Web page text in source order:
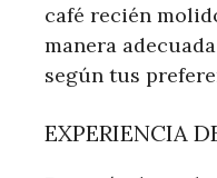
café recién
manera
según tus
EXPERIENCIA